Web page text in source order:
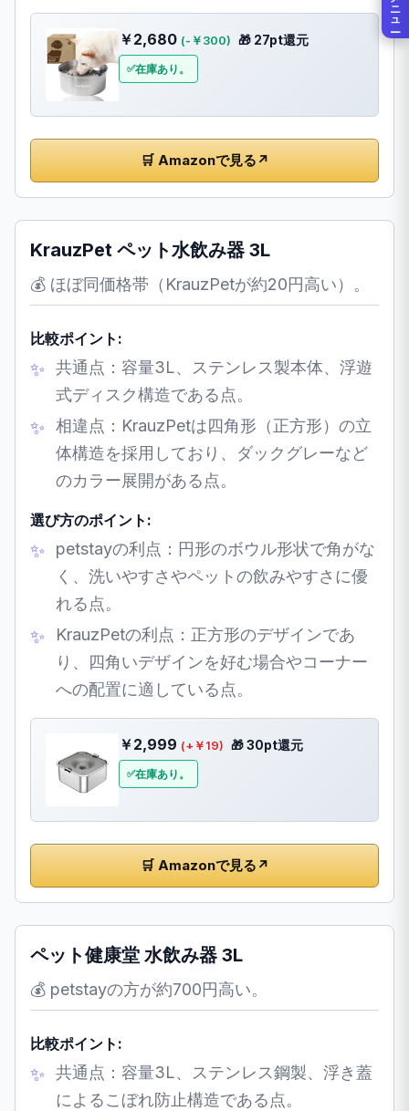
￥2,680 (-￥300) 🎁 27pt還元
在庫あり。
🛒 Amazonで見る ↗
KrauzPet ペット水飲み器 3L
💰 ほぼ同価格帯（KrauzPetが約20円高い）。
比較ポイント:
共通点：容量3L、ステンレス製本体、浮遊
式ディスク構造である点。
相違点：KrauzPetは四角形（正方形）の立
体構造を採用しており、ダックグレーなど
のカラー展開がある点。
選び方のポイント:
petstayの利点：円形のボウル形状で角がな
く、洗いやすさやペットの飲みやすさに優
れる点。
KrauzPetの利点：正方形のデザインであ
り、四角いデザインを好む場合やコーナー
への配置に適している点。
￥2,999 (+￥19) 🎁 30pt還元
在庫あり。
🛒 Amazonで見る ↗
ペット健康堂 水飲み器 3L
💰 petstayの方が約700円高い。
比較ポイント:
共通点：容量3L、ステンレス鋼製、浮き蓋
によるこぼれ防止構造である点。